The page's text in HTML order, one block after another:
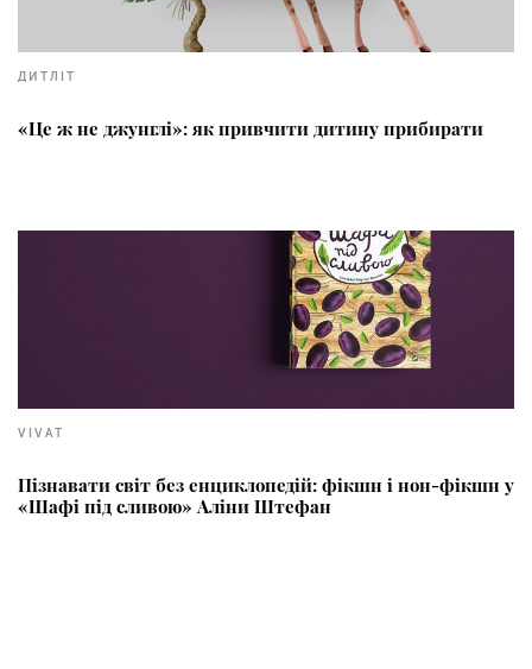
ДИТЛІТ
«Це ж не джунглі»: як привчити дитину прибирати
VIVAT
Пізнавати світ без енциклопедій: фікшн і нон-фікшн у
«Шафі під сливою» Аліни Штефан